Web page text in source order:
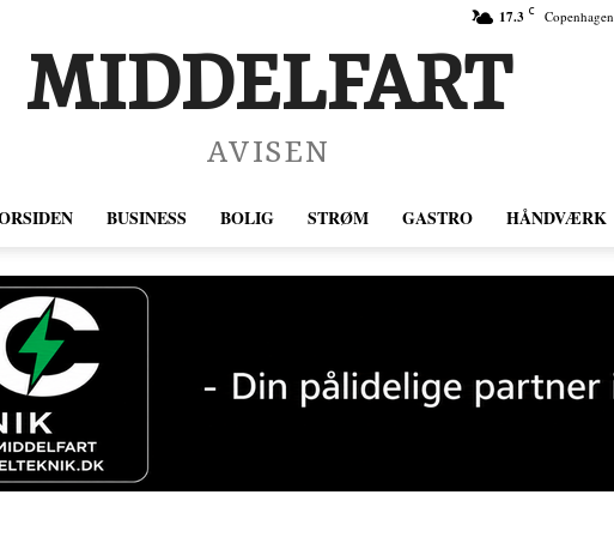
17.3 C Copenhagen
MIDDELFART
AVISEN
BUSINESS BOLIG STRØM GASTRO HÅNDVÆRK